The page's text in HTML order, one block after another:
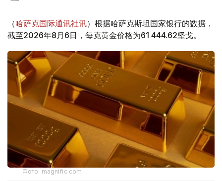
（哈萨克国际通讯社讯）根据哈萨克斯坦国家银行的数据，
截至2026年8月6日，每克黄金价格为61 444.62坚戈。
Фото: magnific.com